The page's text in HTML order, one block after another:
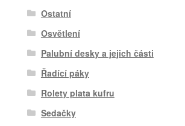
Ostatní
Osvětlení
Palubní desky a jejich části
Řadící páky
Rolety plata kufru
Sedačky